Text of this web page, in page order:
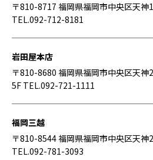
〒810-8717 福岡県福岡市中央区天神
TEL.092-712-8181
岩田屋本店
〒810-8680 福岡県福岡市中央区天神
5F TEL.092-721-1111
福岡三越
〒810-8544 福岡県福岡市中央区天神
TEL.092-781-3093